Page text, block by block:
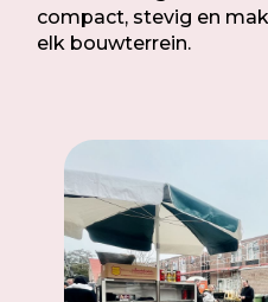
compact, stevig en
elk bouwterrein.